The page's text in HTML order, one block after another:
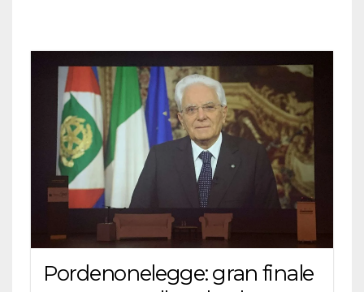
Pordenonelegge: gran finale